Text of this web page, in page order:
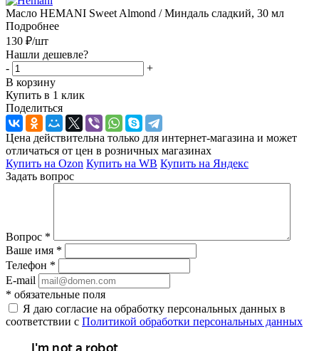
Масло HEMANI Sweet Almond / Миндаль сладкий, 30 мл
Подробнее
130 ₽/шт
Нашли дешевле?
-
+
В корзину
Купить в 1 клик
Поделиться
Цена действительна только для интернет-магазина и может
отличаться от цен в розничных магазинах
Купить на Ozon Купить на WB Купить на Яндекс
Задать вопрос
Вопрос *
Ваше имя *
Телефон *
E-mail
* обязательные поля
Я даю согласие на обработку персональных данных в
соответствии с Политикой обработки персональных данных